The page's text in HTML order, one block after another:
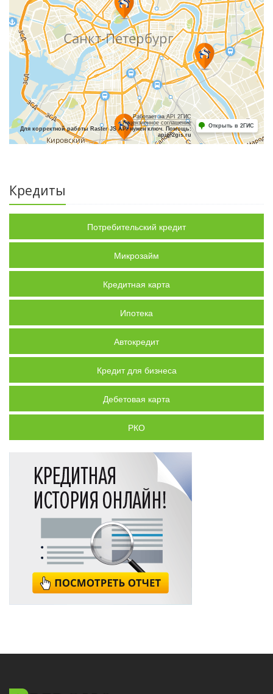
Работает на API 2ГИС
Лицензионное соглашение
Для корректной работы Raster JS API нужен ключ. Помощь:
api@2gis.ru
Открыть в 2ГИС
Кредиты
Потребительский кредит
Микрозайм
Кредитная карта
Ипотека
Автокредит
Кредит для бизнеса
Дебетовая карта
РКО